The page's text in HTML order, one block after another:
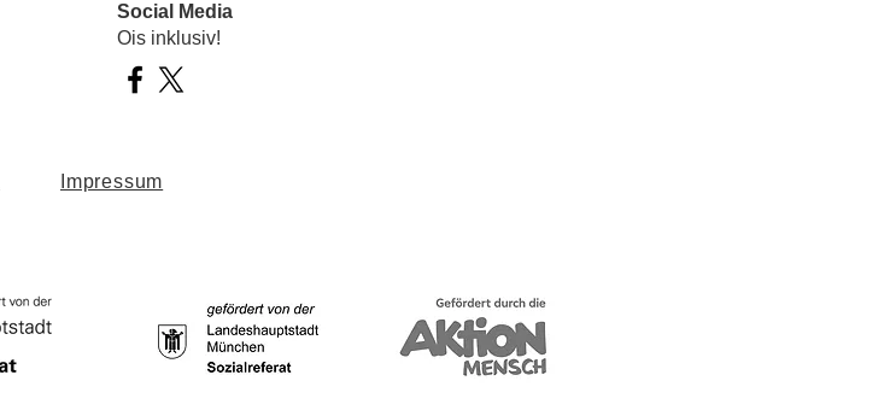
Social Media
Ois inklusiv!
Impressum